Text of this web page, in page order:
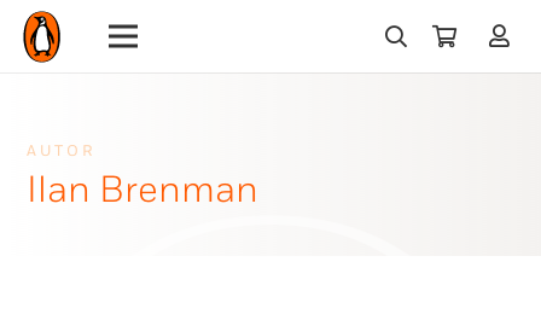
AUTOR
Ilan Brenman